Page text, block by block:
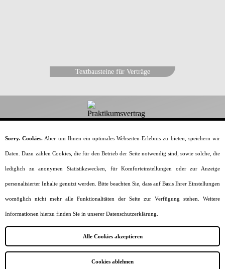
Textbausteine für Verträge
Dein-Praktikumsvertrag.de
Alles rund um den Praktikumsvertrag.
Home Vorlagen & Muster Generator
Formulierungen Wissenswertes
Datenschutz
Amazingh ★ Webagentur Hamburg
Sorry. Cookies. Aber um Ihnen ein optimales Webseiten-Erlebnis zu bieten, speichern wir
Daten. Dazu zählen Cookies, die für den Betrieb der Seite notwendig sind, sowie solche, die
lediglich zu anonymen Statistikzwecken, für Komforteinstellungen oder zur Anzeige
personalisierter Inhalte genutzt werden. Bitte beachten Sie, dass auf Basis Ihrer Einstellungen
womöglich nicht mehr alle Funktionalitäten der Seite zur Verfügung stehen. Weitere
Informationen hierzu finden Sie in unserer Datenschutzerklärung.
Alle Cookies akzeptieren
Cookies ablehnen